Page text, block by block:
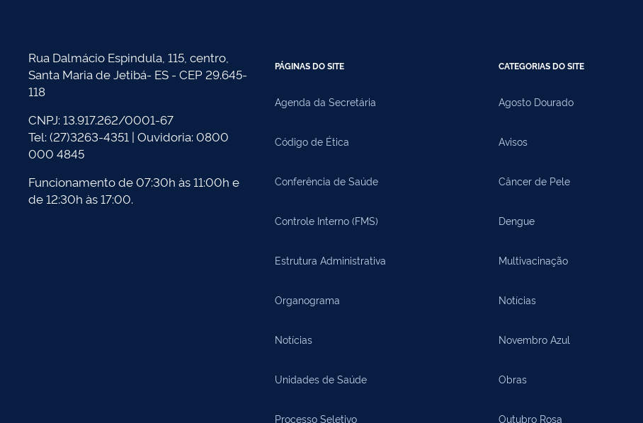
Rua Dalmácio Espindula, 115, centro,
Santa Maria de Jetibá- ES - CEP 29.645-
118
CNPJ: 13.917.262/0001-67
Tel: (27)3263-4351 | Ouvidoria: 0800
000 4845
Funcionamento de 07:30h às 11:00h e
de 12:30h às 17:00.
PÁGINAS DO SITE
Agenda da Secretária
Código de Ética
Conferência de Saúde
Controle Interno (FMS)
Estrutura Administrativa
Organograma
Notícias
Unidades de Saúde
Processo Seletivo
CATEGORIAS DO SITE
Agosto Dourado
Avisos
Câncer de Pele
Dengue
Multivacinação
Notícias
Novembro Azul
Obras
Outubro Rosa